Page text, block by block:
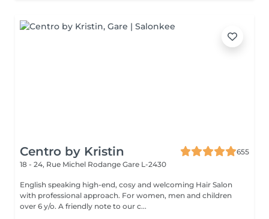
Centro by Kristin
655
18 - 24, Rue Michel Rodange Gare L-2430
English speaking high-end, cosy and welcoming Hair Salon
with professional approach. For women, men and children
over 6 y/o. A friendly note to our c...